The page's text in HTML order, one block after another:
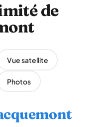
de
Vue satellite
Photos